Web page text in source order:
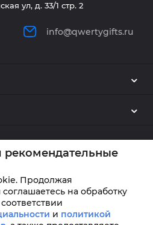
ул, д. 33/1 стр. 2
info@qwertygifts.ru
© 2026
рекомендательные
Продолжая
на обработку
и политикой